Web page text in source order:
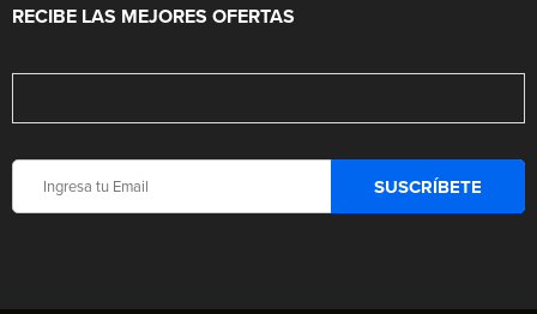
RECIBE LAS MEJORES OFERTAS